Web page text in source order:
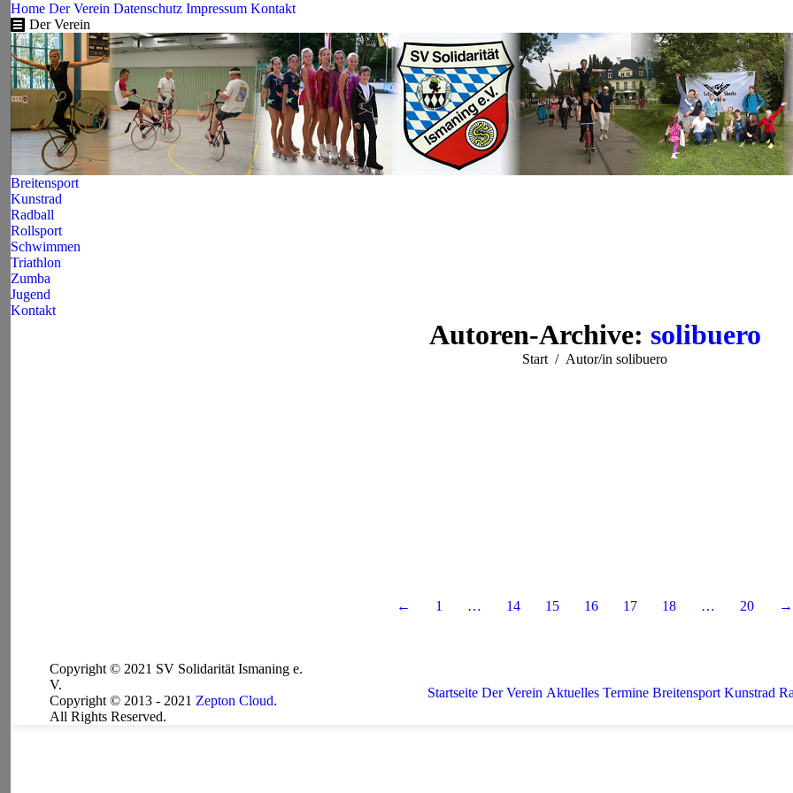
Home Der Verein Datenschutz Impressum Kontakt
Der Verein
Breitensport
Kunstrad
Radball
Rollsport
Schwimmen
Triathlon
Zumba
Jugend
Kontakt
Autoren-Archive: solibuero
Sie befinden sich hier:
Start Autor/in solibuero
← 1 … 14 15 16 17 18 … 20 →
Copyright © 2021 SV Solidarität Ismaning e.
V.
Copyright © 2013 - 2021 Zepton Cloud.
All Rights Reserved.
Startseite Der Verein Aktuelles Termine Breitensport Kunstrad